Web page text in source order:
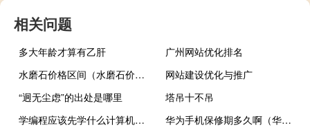
相关问题
多大年龄才算有乙肝
广州网站优化排名
水磨石价格区间（水磨石价格）
网站建设优化与推广
“迥无尘虑”的出处是哪里
塔吊十不吊
学编程应该先学什么计算机语言
华为手机保修期多久啊（华为手机保修期多久）